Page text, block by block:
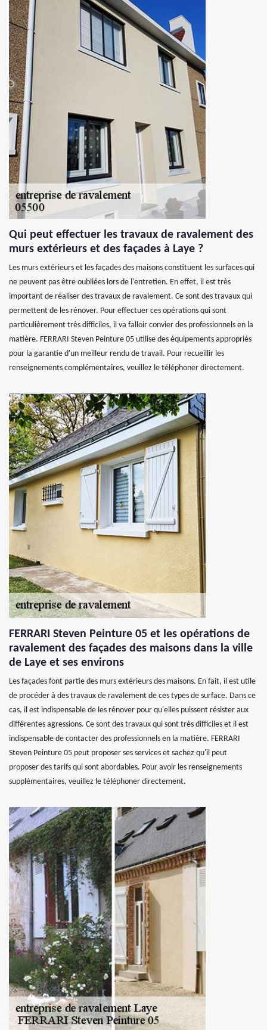
Qui peut effectuer les travaux de ravalement des
murs extérieurs et des façades à Laye ?
Les murs extérieurs et les façades des maisons constituent les surfaces qui
ne peuvent pas être oubliées lors de l'entretien. En effet, il est très
important de réaliser des travaux de ravalement. Ce sont des travaux qui
permettent de les rénover. Pour effectuer ces opérations qui sont
particulièrement très difficiles, il va falloir convier des professionnels en la
matière. FERRARI Steven Peinture 05 utilise des équipements appropriés
pour la garantie d'un meilleur rendu de travail. Pour recueillir les
renseignements complémentaires, veuillez le téléphoner directement.
FERRARI Steven Peinture 05 et les opérations de
ravalement des façades des maisons dans la ville
de Laye et ses environs
Les façades font partie des murs extérieurs des maisons. En fait, il est utile
de procéder à des travaux de ravalement de ces types de surface. Dans ce
cas, il est indispensable de les rénover pour qu'elles puissent résister aux
différentes agressions. Ce sont des travaux qui sont très difficiles et il est
indispensable de contacter des professionnels en la matière. FERRARI
Steven Peinture 05 peut proposer ses services et sachez qu'il peut
proposer des tarifs qui sont abordables. Pour avoir les renseignements
supplémentaires, veuillez le téléphoner directement.